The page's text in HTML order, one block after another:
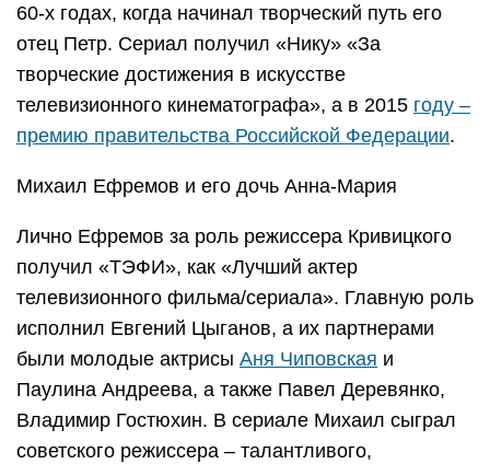
60-х годах, когда начинал творческий путь его
отец Петр. Сериал получил «Нику» «За
творческие достижения в искусстве
телевизионного кинематографа», а в 2015 году –
премию правительства Российской Федерации.
Михаил Ефремов и его дочь Анна-Мария
Лично Ефремов за роль режиссера Кривицкого
получил «ТЭФИ», как «Лучший актер
телевизионного фильма/сериала». Главную роль
исполнил Евгений Цыганов, а их партнерами
были молодые актрисы Аня Чиповская и
Паулина Андреева, а также Павел Деревянко,
Владимир Гостюхин. В сериале Михаил сыграл
советского режиссера – талантливого,